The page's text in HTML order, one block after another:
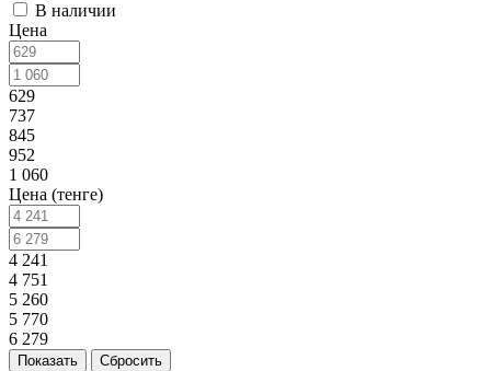
В наличии
Цена
629
737
845
952
1 060
Цена (тенге)
4 241
4 751
5 260
5 770
6 279
Сбросить